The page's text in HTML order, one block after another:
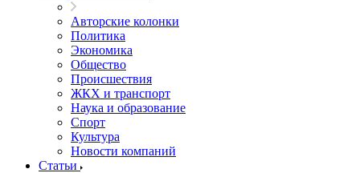
Авторские колонки
Политика
Экономика
Общество
Происшествия
ЖКХ и транспорт
Наука и образование
Спорт
Культура
Новости компаний
Статьи